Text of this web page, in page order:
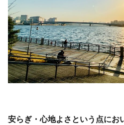
安らぎ・心地よさという点にお